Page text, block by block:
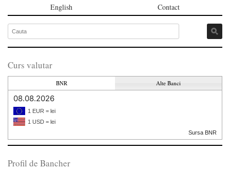
English Contact
Curs valutar
BNR Alte Banci
08.08.2026
1 EUR = lei
1 USD = lei
Sursa BNR
Profil de Bancher